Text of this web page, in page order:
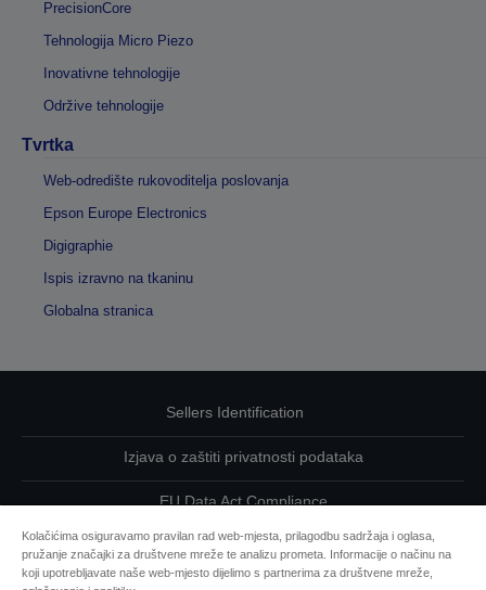
PrecisionCore
Tehnologija Micro Piezo
Inovativne tehnologije
Održive tehnologije
Tvrtka
Web-odredište rukovoditelja poslovanja
Epson Europe Electronics
Digigraphie
Ispis izravno na tkaninu
Globalna stranica
Sellers Identification
Izjava o zaštiti privatnosti podataka
EU Data Act Compliance
Kontaktirajte nas u vezi svojih podataka
Kolačićima osiguravamo pravilan rad web-mjesta, prilagodbu sadržaja i oglasa,
pružanje značajki za društvene mreže te analizu prometa. Informacije o načinu na
koji upotrebljavate naše web-mjesto dijelimo s partnerima za društvene mreže,